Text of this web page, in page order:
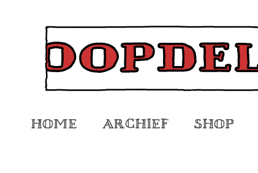
Home Archief Shop